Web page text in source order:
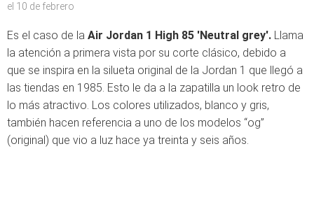
el 10 de febrero
Es el caso de la Air Jordan 1 High 85 'Neutral grey'. Llama
la atención a primera vista por su corte clásico, debido a
que se inspira en la silueta original de la Jordan 1 que llegó a
las tiendas en 1985. Esto le da a la zapatilla un look retro de
lo más atractivo. Los colores utilizados, blanco y gris,
también hacen referencia a uno de los modelos “og”
(original) que vio a luz hace ya treinta y seis años.